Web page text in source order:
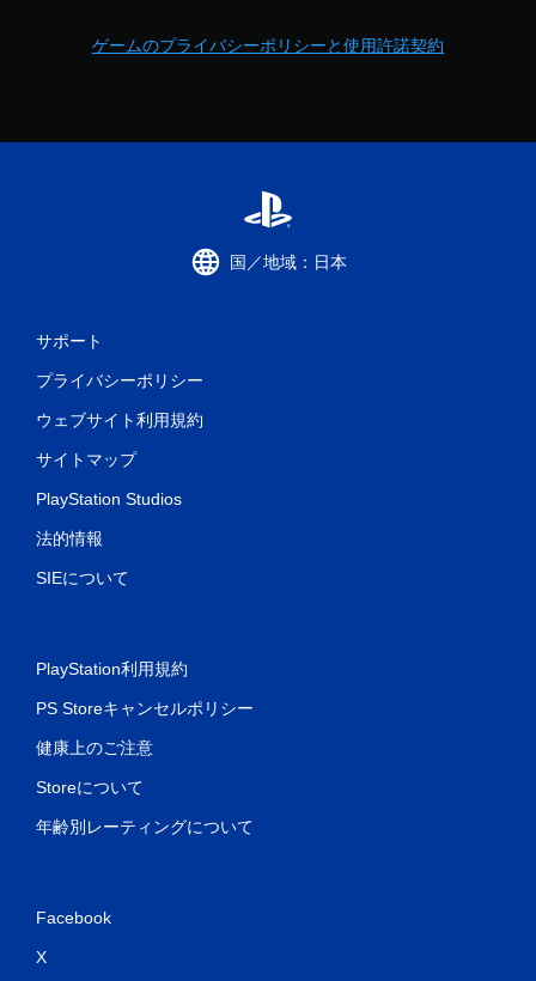
ゲームのプライバシーポリシーと使用許諾契約
国／地域：日本
サポート
プライバシーポリシー
ウェブサイト利用規約
サイトマップ
PlayStation Studios
法的情報
SIEについて
PlayStation利用規約
PS Storeキャンセルポリシー
健康上のご注意
Storeについて
年齢別レーティングについて
Facebook
X